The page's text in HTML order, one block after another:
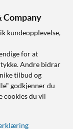
Company
kundeopplevelse,
for at
Andre bidrar
tilbud og
godkjenner du
cookies du vil